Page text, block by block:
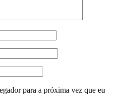
para a próxima vez que eu